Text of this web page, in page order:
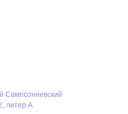
Сампсониевский
литер А